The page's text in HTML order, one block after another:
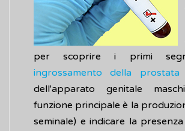
per scoprire i primi
ingrossamento della prostata
dell'apparato genitale
funzione principale è la
seminale) e indicare la